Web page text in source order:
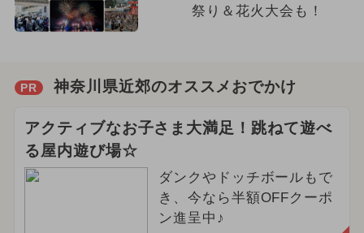
祭り＆花火大会も！
PR 神奈川県近郊のオススメおでかけ
アクティブなお子さま大満足！跳ねて遊べ
る屋内遊び場☆
ダンクやドッチボールもで
き、今なら半額OFFクーポ
ン進呈中♪